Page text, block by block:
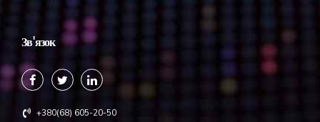
Зв'язок
+380(68) 605-20-50